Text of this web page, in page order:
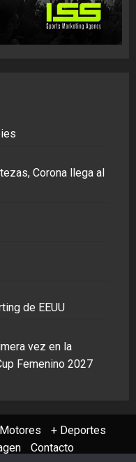
Corona llega al
de EEUU
vez en la
Femenino 2027
Motores
+ Deportes
Contacto